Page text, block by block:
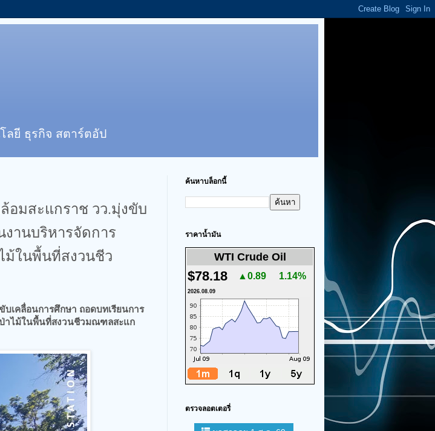
ลยี ธุรกิจ สตาร์ตอัป
อมสะแกราช วว.มุ่งขับ
งานบริหารจัดการ
ม้ในพื้นที่สงวนชีว
เคลื่อนการศึกษา ถอดบทเรียนการ
าไม้ในพื้นที่สงวนชีวมณฑลสะแก
ค้นหาบล็อกนี้
ราคาน้ำมัน
WTI Crude Oil
$78.18 ▲0.89 1.14%
2026.08.09
ตรวจลอตเตอรี่